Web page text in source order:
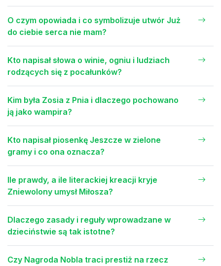
O czym opowiada i co symbolizuje utwór Już
do ciebie serca nie mam?
Kto napisał słowa o winie, ogniu i ludziach
rodzących się z pocałunków?
Kim była Zosia z Pnia i dlaczego pochowano
ją jako wampira?
Kto napisał piosenkę Jeszcze w zielone
gramy i co ona oznacza?
Ile prawdy, a ile literackiej kreacji kryje
Zniewolony umysł Miłosza?
Dlaczego zasady i reguły wprowadzane w
dzieciństwie są tak istotne?
Czy Nagroda Nobla traci prestiż na rzecz